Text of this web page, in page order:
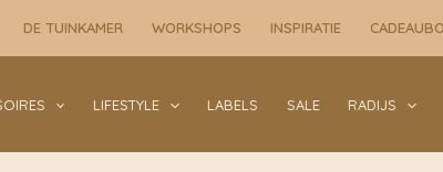
DE TUINKAMER WORKSHOPS INSPIRATIE
LIFESTYLE LABELS SALE RADIJS